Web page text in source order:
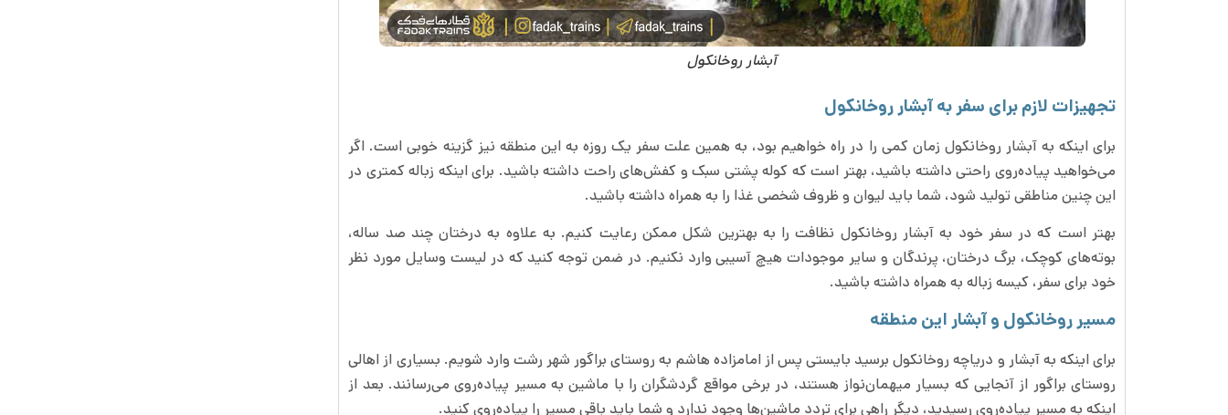
آبشار روخانکول
تجهیزات لازم برای سفر به آبشار روخانکول
برای اینکه به آبشار روخانکول زمان کمی را در راه خواهیم بود، به همین علت سفر یک روزه به این منطقه نیز گزینه خوبی است. اگر
می‌خواهید پیاده‌روی راحتی داشته باشید، بهتر است که کوله پشتی سبک و کفش‌های راحت داشته باشید. برای اینکه زباله کمتری در
این چنین مناطقی تولید شود، شما باید لیوان و ظروف شخصی غذا را به همراه داشته باشید.
بهتر است که در سفر خود به آبشار روخانکول نظافت را به بهترین شکل ممکن رعایت کنیم. به علاوه به درختان چند صد ساله،
بوته‌های کوچک، برگ‌ درختان، پرندگان و سایر موجودات هیچ آسیبی وارد نکنیم. در ضمن توجه کنید که در لیست وسایل مورد نظر
خود برای سفر، کیسه زباله به همراه داشته باشید.
مسیر روخانکول و آبشار این منطقه
برای اینکه به آبشار و دریاچه روخانکول‌ برسید بایستی پس از امامزاده هاشم به روستای براگور شهر رشت وارد شویم. بسیاری از اهالی
روستای براگور از آنجایی که بسیار میهمان‌نواز هستند، در برخی مواقع گردشگران را با ماشین به مسیر پیاده‌روی می‌رسانند. بعد از
اینکه به مسیر پیاده‌روی رسیدید، دیگر راهی برای تردد ماشین‌ها وجود ندارد و شما باید باقی مسیر را پیاده‌روی کنید.